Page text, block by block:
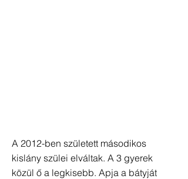
A 2012-ben született másodikos
kislány szülei elváltak. A 3 gyerek
közül ő a legkisebb. Apja a bátyját